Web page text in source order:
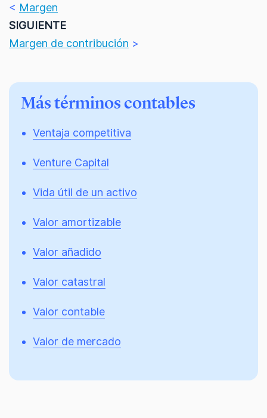
< Margen
SIGUIENTE
Margen de contribución >
Más términos contables
Ventaja competitiva
Venture Capital
Vida útil de un activo
Valor amortizable
Valor añadido
Valor catastral
Valor contable
Valor de mercado